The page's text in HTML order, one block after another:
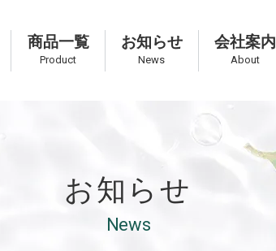
商品一覧
Product
お知らせ
News
会社案内
About
お知らせ
News